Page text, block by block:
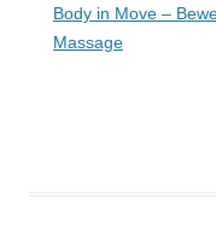
Body in Move –
Massage